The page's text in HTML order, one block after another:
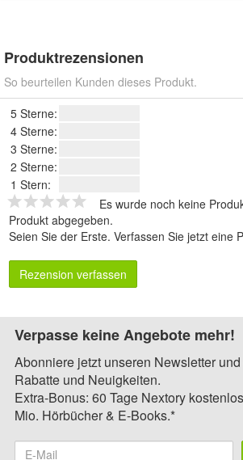
Produktrezensionen
So beurteilen Kunden dieses Produkt.
5 Sterne:
4 Sterne:
3 Sterne:
2 Sterne:
1 Stern:
Es wurde noch keine
Produkt abgegeben.
Seien Sie der Erste. Verfassen Sie jetzt eine
Rezension verfassen
Verpasse keine Angebote mehr!
Abonniere jetzt unseren Newsletter
Rabatte und Neuigkeiten.
Extra-Bonus: 60 Tage Nextory
Mio. Hörbücher & E-Books.*